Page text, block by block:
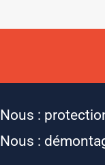
Nous :
Nous :